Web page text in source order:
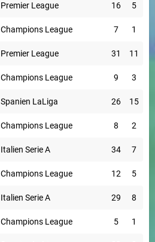
Premier League 16 5
Champions League 7 1
Premier League 31 11
Champions League 9 3
Spanien LaLiga 26 15
Champions League 8 2
Italien Serie A 34 7
Champions League 12 5
Italien Serie A 29 8
Champions League 5 1